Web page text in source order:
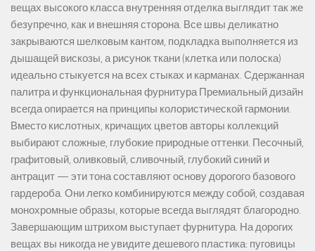
вещах высокого класса внутренняя отделка выглядит так же
безупречно, как и внешняя сторона. Все швы деликатно
закрываются шелковым кантом, подкладка выполняется из
дышащей вискозы, а рисунок ткани (клетка или полоска)
идеально стыкуется на всех стыках и карманах. Сдержанная
палитра и функциональная фурнитура Премиальный дизайн
всегда опирается на принципы колористической гармонии.
Вместо кислотных, кричащих цветов авторы коллекций
выбирают сложные, глубокие природные оттенки. Песочный,
графитовый, оливковый, сливочный, глубокий синий и
антрацит — эти тона составляют основу дорогого базового
гардероба. Они легко комбинируются между собой, создавая
монохромные образы, которые всегда выглядят благородно.
Завершающим штрихом выступает фурнитура. На дорогих
вещах вы никогда не увидите дешевого пластика: пуговицы